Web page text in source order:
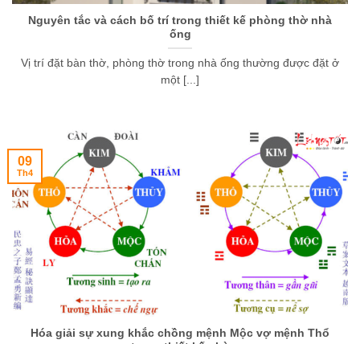
Nguyên tắc và cách bố trí trong thiết kế phòng thờ nhà
ống
Vị trí đặt bàn thờ, phòng thờ trong nhà ống thường được đặt ở
một [...]
Hóa giải sự xung khắc chồng mệnh Mộc vợ mệnh Thổ
09
Th4